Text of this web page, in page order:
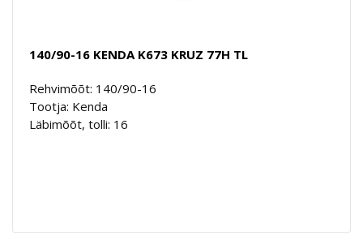
140/90-16 KENDA K673 KRUZ 77H TL
Rehvimõõt: 140/90-16
Tootja: Kenda
Läbimõõt, tolli: 16